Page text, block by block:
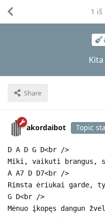
Share
1 iš
akordaibot Topic
D A D G D<br />
Miki, vaikuti brangus,
A A7 D D7<br />
Rimsta ėriukai garde,
G D<br />
Mėnuo įkopęs dangun